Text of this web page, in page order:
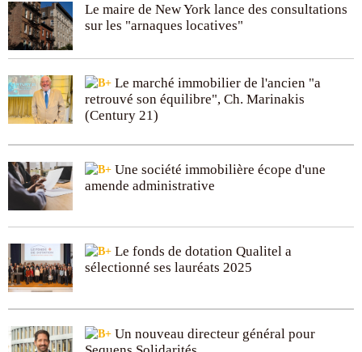
Le maire de New York lance des consultations
sur les "arnaques locatives"
Le marché immobilier de l'ancien "a
retrouvé son équilibre", Ch. Marinakis
(Century 21)
Une société immobilière écope d'une
amende administrative
Le fonds de dotation Qualitel a
sélectionné ses lauréats 2025
Un nouveau directeur général pour